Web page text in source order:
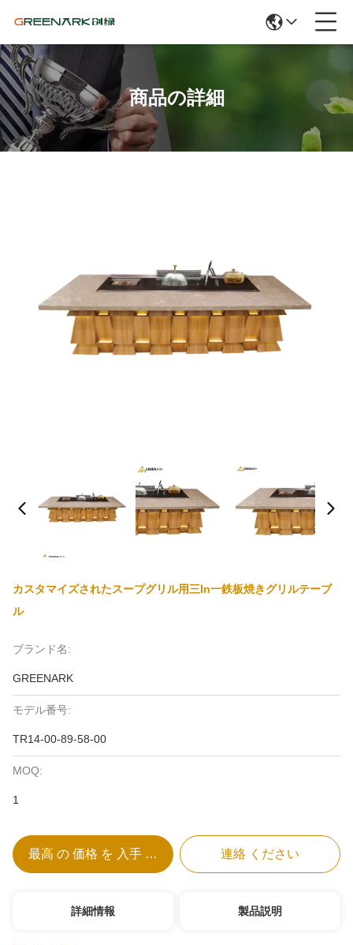
商品の詳細
カスタマイズされたスープグリル用三in一鉄板焼きグリルテーブ
ル
ブランド名:
GREENARK
モデル番号:
TR14-00-89-58-00
MOQ:
1
最高 の 価格 を 入手 する 連絡 ください
詳細情報 製品説明